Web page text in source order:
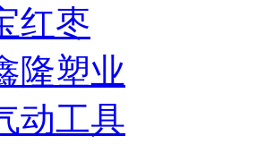
红枣
隆塑业
动工具